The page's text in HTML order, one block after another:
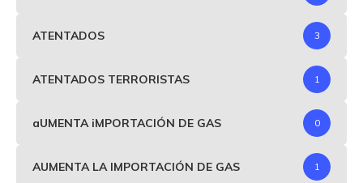
ATENTADOS 3
ATENTADOS TERRORISTAS 1
aUMENTA iMPORTACIÓN DE GAS 0
AUMENTA LA IMPORTACIÓN DE GAS 1